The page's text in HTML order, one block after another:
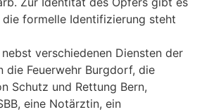
formelle Identifizierung steht
verschiedenen Diensten der
die Feuerwehr Burgdorf, die
Schutz und Rettung Bern,
eine Notärztin, ein